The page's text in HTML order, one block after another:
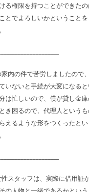
る権限を持つことができた
とでよろしいかということ
の件で苦労しましたので
いないと手続が大変になる
は忙しいので、僕が貸し金
き困るので、代理人という
えるような形をつくったと
タッフは、実際に借用証